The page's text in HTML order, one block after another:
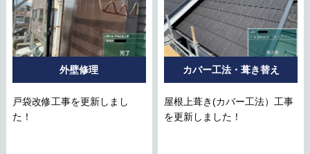
外壁修理
戸袋改修工事を更新しまし
た！
カバー工法・葺き替え
屋根上葺き(カバー工法）工事
を更新しました！